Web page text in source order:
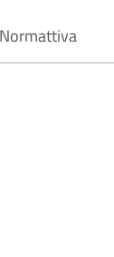
Normattiva